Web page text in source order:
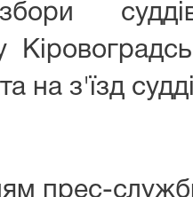
на з'їзд
прес-